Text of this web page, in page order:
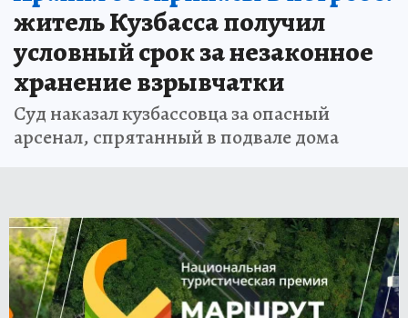
житель Кузбасса получил
условный срок за незаконное
хранение взрывчатки
Суд наказал кузбассовца за опасный
арсенал, спрятанный в подвале дома